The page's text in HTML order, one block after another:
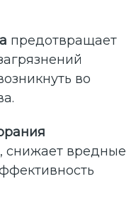
предотвращает
во
снижает вредные